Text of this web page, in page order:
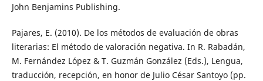
John Benjamins Publishing.
Pajares, E. (2010). De los métodos de evaluación de obras
literarias: El método de valoración negativa. In R. Rabadán,
M. Fernández López & T. Guzmán González (Eds.), Lengua,
traducción, recepción, en honor de Julio César Santoyo (pp.